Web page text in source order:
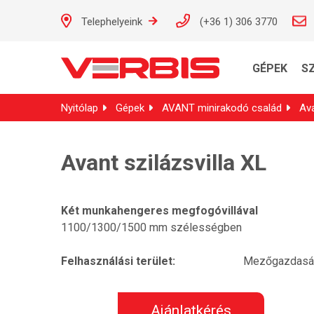
Telephelyeink (+36 1) 306 3770
GÉPEK
Nyitólap Gépek AVANT minirakodó család
Avant szilázsvilla XL
Két munkahengeres megfogóvillával
1100/1300/1500 mm szélességben
Felhasználási terület:
Ajánlatkérés